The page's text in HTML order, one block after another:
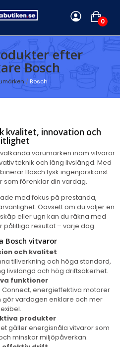
0
efter
Bosch
Bosch
kvalitet, innovation och
varumärken inom vitvaror
teknik och lång livslängd. Med
Bosch tysk ingenjörskonst
som förenklar din vardag.
med fokus på prestanda,
Oavsett om du väljer en
eller ugn kan du räkna med
resultat – varje dag.
Bosch vitvaror
och kvalitet
tillverkning och höga standard,
livslängd och hög driftsäkerhet.
funktioner
energieffektiva motorer
vardagen enklare och mer
produkter
gäller energisnåla vitvaror som
minskar miljöpåverkan.